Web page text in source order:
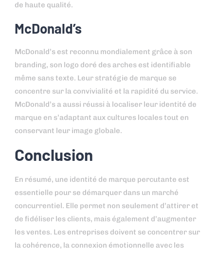
de haute qualité.
McDonald’s
McDonald’s est reconnu mondialement grâce à son
branding, son logo doré des arches est identifiable
même sans texte. Leur stratégie de marque se
concentre sur la convivialité et la rapidité du service.
McDonald’s a aussi réussi à localiser leur identité de
marque en s’adaptant aux cultures locales tout en
conservant leur image globale.
Conclusion
En résumé, une identité de marque percutante est
essentielle pour se démarquer dans un marché
concurrentiel. Elle permet non seulement d’attirer et
de fidéliser les clients, mais également d’augmenter
les ventes. Les entreprises doivent se concentrer sur
la cohérence, la connexion émotionnelle avec les